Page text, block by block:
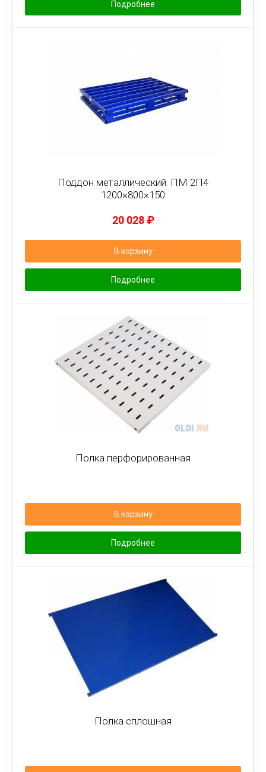
Подробнее
Поддон металлический. ПМ 2П4
1200×800×150
20 028 ₽
В корзину
Подробнее
Полка перфорированная
В корзину
Подробнее
Полка сплошная